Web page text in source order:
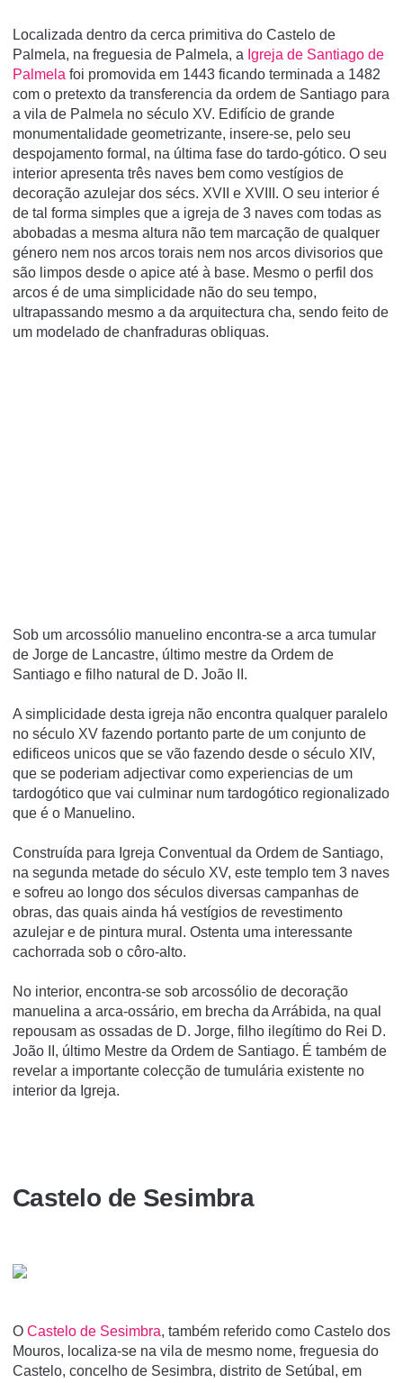
Localizada dentro da cerca primitiva do Castelo de
Palmela, na freguesia de Palmela, a Igreja de Santiago de
Palmela foi promovida em 1443 ficando terminada a 1482
com o pretexto da transferencia da ordem de Santiago para
a vila de Palmela no século XV. Edifí­cio de grande
monumentalidade geometrizante, insere-se, pelo seu
despojamento formal, na última fase do tardo-gótico. O seu
interior apresenta três naves bem como vestí­gios de
decoração azulejar dos sécs. XVII e XVIII. O seu interior é
de tal forma simples que a igreja de 3 naves com todas as
abobadas a mesma altura não tem marcação de qualquer
género nem nos arcos torais nem nos arcos divisorios que
são limpos desde o apice até à base. Mesmo o perfil dos
arcos é de uma simplicidade não do seu tempo,
ultrapassando mesmo a da arquitectura cha, sendo feito de
um modelado de chanfraduras obliquas.
Sob um arcossólio manuelino encontra-se a arca tumular
de Jorge de Lancastre, último mestre da Ordem de
Santiago e filho natural de D. João II.
A simplicidade desta igreja não encontra qualquer paralelo
no século XV fazendo portanto parte de um conjunto de
edificeos unicos que se vão fazendo desde o século XIV,
que se poderiam adjectivar como experiencias de um
tardogótico que vai culminar num tardogótico regionalizado
que é o Manuelino.
Construída para Igreja Conventual da Ordem de Santiago,
na segunda metade do século XV, este templo tem 3 naves
e sofreu ao longo dos séculos diversas campanhas de
obras, das quais ainda há vestígios de revestimento
azulejar e de pintura mural. Ostenta uma interessante
cachorrada sob o côro-alto.
No interior, encontra-se sob arcossólio de decoração
manuelina a arca-ossário, em brecha da Arrábida, na qual
repousam as ossadas de D. Jorge, filho ilegítimo do Rei D.
João II, último Mestre da Ordem de Santiago. É também de
revelar a importante colecção de tumulária existente no
interior da Igreja.
Castelo de Sesimbra
O Castelo de Sesimbra, também referido como Castelo dos
Mouros, localiza-se na vila de mesmo nome, freguesia do
Castelo, concelho de Sesimbra, distrito de Setúbal, em